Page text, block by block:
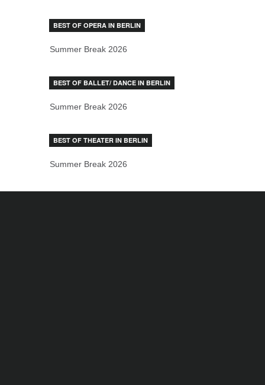
BEST OF OPERA IN BERLIN
Summer Break 2026
BEST OF BALLET/ DANCE IN BERLIN
Summer Break 2026
BEST OF THEATER IN BERLIN
Summer Break 2026